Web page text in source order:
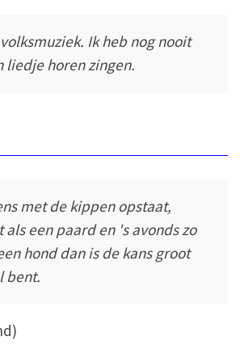
Ik heb nog nooit
liedje horen zingen.
met de kippen opstaat,
een paard en 's avonds zo
hond dan is de kans groot
bent.